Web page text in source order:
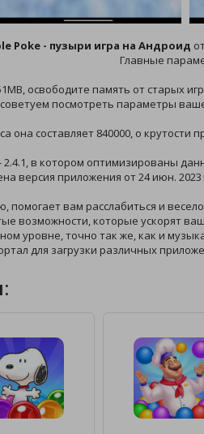
Poke - пузыри игра на Андроид
Главные
освободите память от старых
посмотреть параметры
она составляет 840000, о
в котором оптимизированы
версия приложения от 24 июн.
помогает вам расслабиться и
возможности, которые ускорят
уровне, точно так же, как и
для загрузки различных